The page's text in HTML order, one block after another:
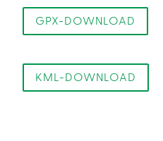
GPX-DOWNLOAD
KML-DOWNLOAD